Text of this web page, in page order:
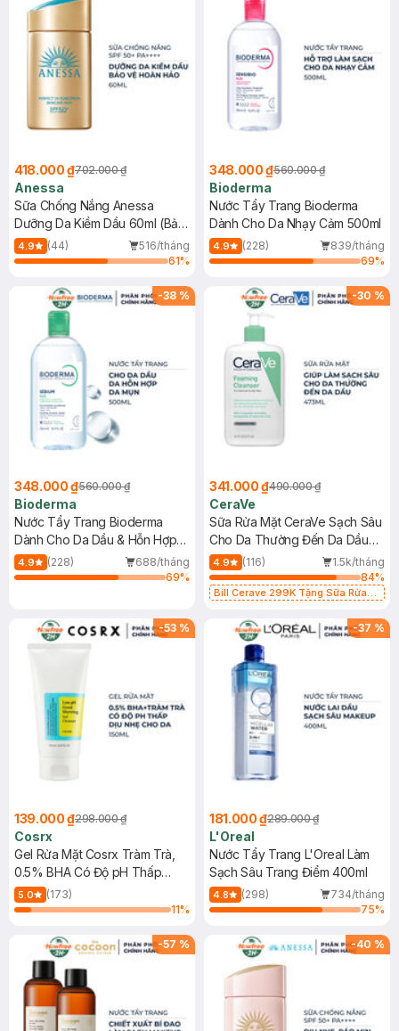
418.000 ₫702.000 ₫
Anessa
Sữa Chống Nắng Anessa
Dưỡng Da Kiềm Dầu 60ml (Bản
Mới)
4.9 (44)
516/tháng
61%
348.000 ₫560.000 ₫
Bioderma
Nước Tẩy Trang Bioderma
Dành Cho Da Nhạy Cảm 500ml
4.9 (228)
839/tháng
69%
-38 %
348.000 ₫560.000 ₫
Bioderma
Nước Tẩy Trang Bioderma
Dành Cho Da Dầu & Hỗn Hợp
500ml
4.9 (228)
688/tháng
69%
-30 %
341.000 ₫490.000 ₫
CeraVe
Sữa Rửa Mặt CeraVe Sạch Sâu
Cho Da Thường Đến Da Dầu
473ml
4.9 (116)
1.5k/tháng
84%
Bill Cerave 299K Tặng Sữa Rửa
-53 %
139.000 ₫298.000 ₫
Cosrx
Gel Rửa Mặt Cosrx Tràm Trà,
0.5% BHA Có Độ pH Thấp
150ml
5.0
(173)
11%
-37 %
181.000 ₫289.000 ₫
L'Oreal
Nước Tẩy Trang L'Oreal Làm
Sạch Sâu Trang Điểm 400ml
4.8 (298)
734/tháng
75%
-57 % -40 %